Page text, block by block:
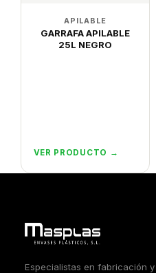
APILABLE
GARRAFA APILABLE
25L NEGRO
VER PRODUCTO →
Especialistas en fabricación y